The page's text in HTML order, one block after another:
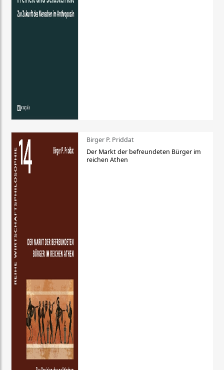
Birger P. Priddat
Der Markt der befreundeten Bürger im
reichen Athen